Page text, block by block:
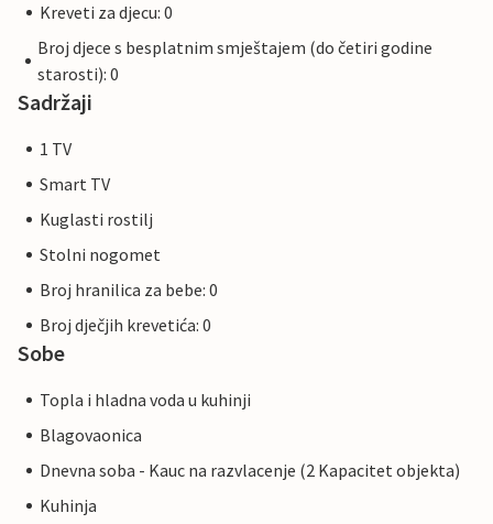
Kreveti za djecu: 0
Broj djece s besplatnim smještajem (do četiri godine
starosti): 0
Sadržaji
1 TV
Smart TV
Kuglasti rostilj
Stolni nogomet
Broj hranilica za bebe: 0
Broj dječjih krevetića: 0
Sobe
Topla i hladna voda u kuhinji
Blagovaonica
Dnevna soba - Kauc na razvlacenje (2 Kapacitet objekta)
Kuhinja